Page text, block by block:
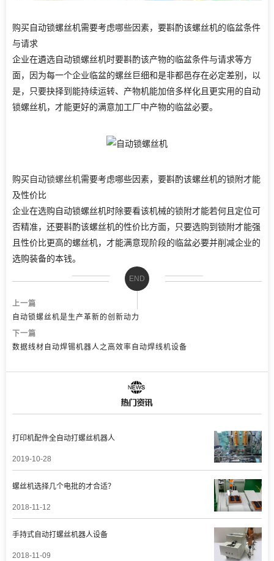
购买自动锁螺丝机需要考虑哪些因素，要斟酌该螺丝机的临盆条件
与请求
企业在遴选自动锁螺丝机时要斟酌该产物的临盆条件与请求等方
面，因为每一个企业临盆的螺丝巨细和是非都邑存在必定差别，以
是，只要抉择到能持续运转、产物机能加倍多样化且更实用的自动
锁螺丝机，才能更好的满意加工厂中产物的临盆必要。
购买自动锁螺丝机需要考虑哪些因素，要斟酌该螺丝机的锁附才能
及性价比
企业在选购自动锁螺丝机时除要看该机械的锁附才能若何且定位可
否精准，还要斟酌该螺丝机的性价比方面，只要选购到锁附才能强
且性价比更高的螺丝机，才能满意现阶段的临盆必要并削减企业的
选购装备的本钱。
END
上一篇
自动锁螺丝机是生产革新的创新动力
下一篇
数据线材自动焊锡机器人之高效率自动焊线机设备
打印机配件全自动打螺丝机器人
2019-10-28
螺丝机选择几个电批的才合适？
2018-11-12
手持式自动打螺丝机器人设备
2018-11-09